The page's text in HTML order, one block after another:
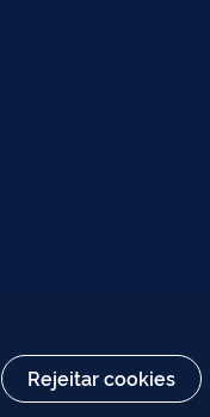
Rejeitar cookies